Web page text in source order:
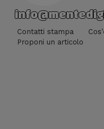
Contatti stampa
Proponi un articolo